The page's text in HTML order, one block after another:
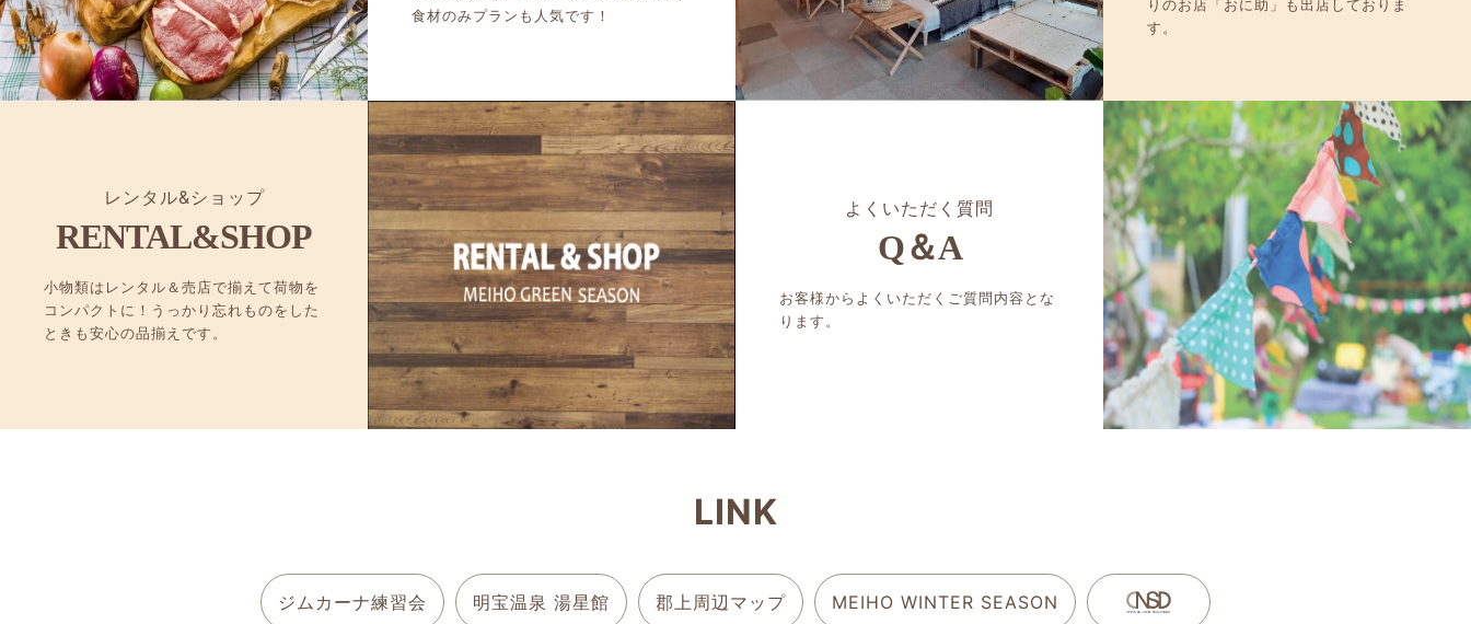
食材のみプランも人気です！
りのお店「おに助」も出店しておりま
す。
レンタル&ショップ
RENTAL&SHOP
小物類はレンタル＆売店で揃えて荷物を
コンパクトに！うっかり忘れものをした
ときも安心の品揃えです。
よくいただく質問
Q＆A
お客様からよくいただくご質問内容とな
ります。
LINK
ジムカーナ練習会 明宝温泉 湯星館 郡上周辺マップ MEIHO WINTER SEASON